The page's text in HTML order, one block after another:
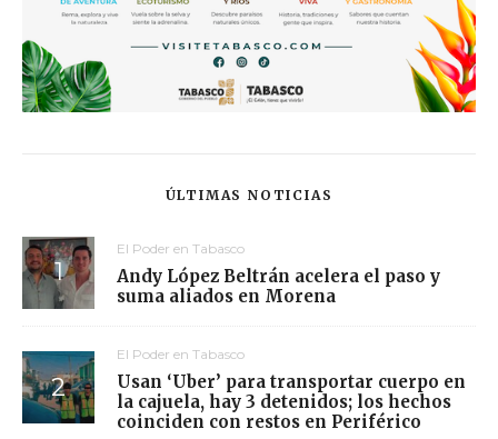
ÚLTIMAS NOTICIAS
El Poder en Tabasco
Andy López Beltrán acelera el paso y
suma aliados en Morena
El Poder en Tabasco
Usan ‘Uber’ para transportar cuerpo en
la cajuela, hay 3 detenidos; los hechos
coinciden con restos en Periférico